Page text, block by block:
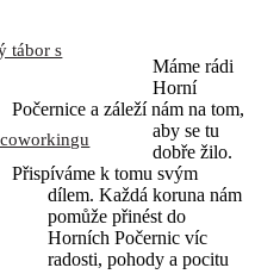
tábor s
Máme rádi
Horní
Počernice a záleží nám na tom,
aby se tu
dobře žilo.
Přispíváme k tomu svým
dílem. Každá koruna nám
pomůže přinést do
Horních Počernic víc
radosti, pohody a pocitu